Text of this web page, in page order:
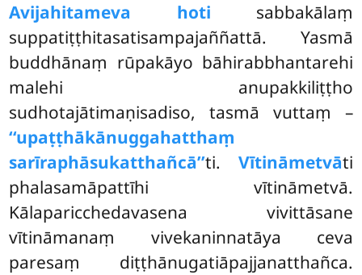
Avijahitameva hoti sabbakālaṃ
suppatiṭṭhitasatisampajaññattā. Yasmā
buddhānaṃ rūpakāyo bāhirabbhantarehi
malehi anupakkiliṭṭho
sudhotajātimaṇisadiso, tasmā vuttaṃ –
‘‘upaṭṭhākānuggahatthaṃ
sarīraphāsukatthañcā’’ti. Vītināmetvāti
phalasamāpattīhi vītināmetvā.
Kālaparicchedavasena vivittāsane
vītināmanaṃ vivekaninnatāya ceva
paresaṃ diṭṭhānugatiāpajjanatthañca.